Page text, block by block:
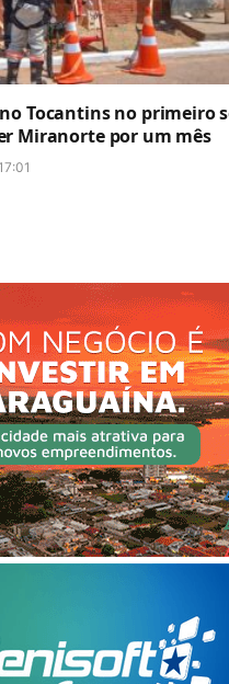
Tocantins no primeiro
Miranorte por um mês